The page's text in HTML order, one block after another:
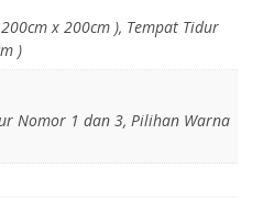
x 200cm ), Tempat Tidur
)
Nomor 1 dan 3, Pilihan Warna